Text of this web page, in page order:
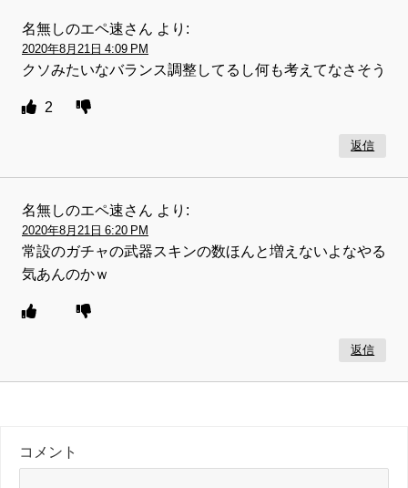
名無しのエペ速さん より:
2020年8月21日 4:09 PM
クソみたいなバランス調整してるし何も考えてなさそう
2
返信
名無しのエペ速さん より:
2020年8月21日 6:20 PM
常設のガチャの武器スキンの数ほんと増えないよなやる
気あんのかｗ
返信
コメント